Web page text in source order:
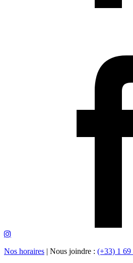
Nos horaires | Nous joindre : (+33) 1 69